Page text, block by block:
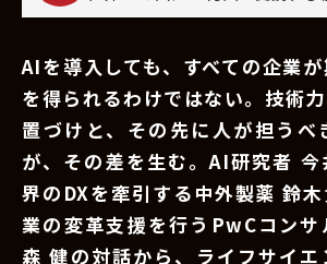
AIを導入しても、すべての企業
を得られるわけではない。技術
置づけと、その先に人が担うべ
が、その差を生む。AI研究者
界のDXを牽引する中外製薬 鈴
業の変革支援を行うPwCコンサ
森 健の対話から、ライフサイ